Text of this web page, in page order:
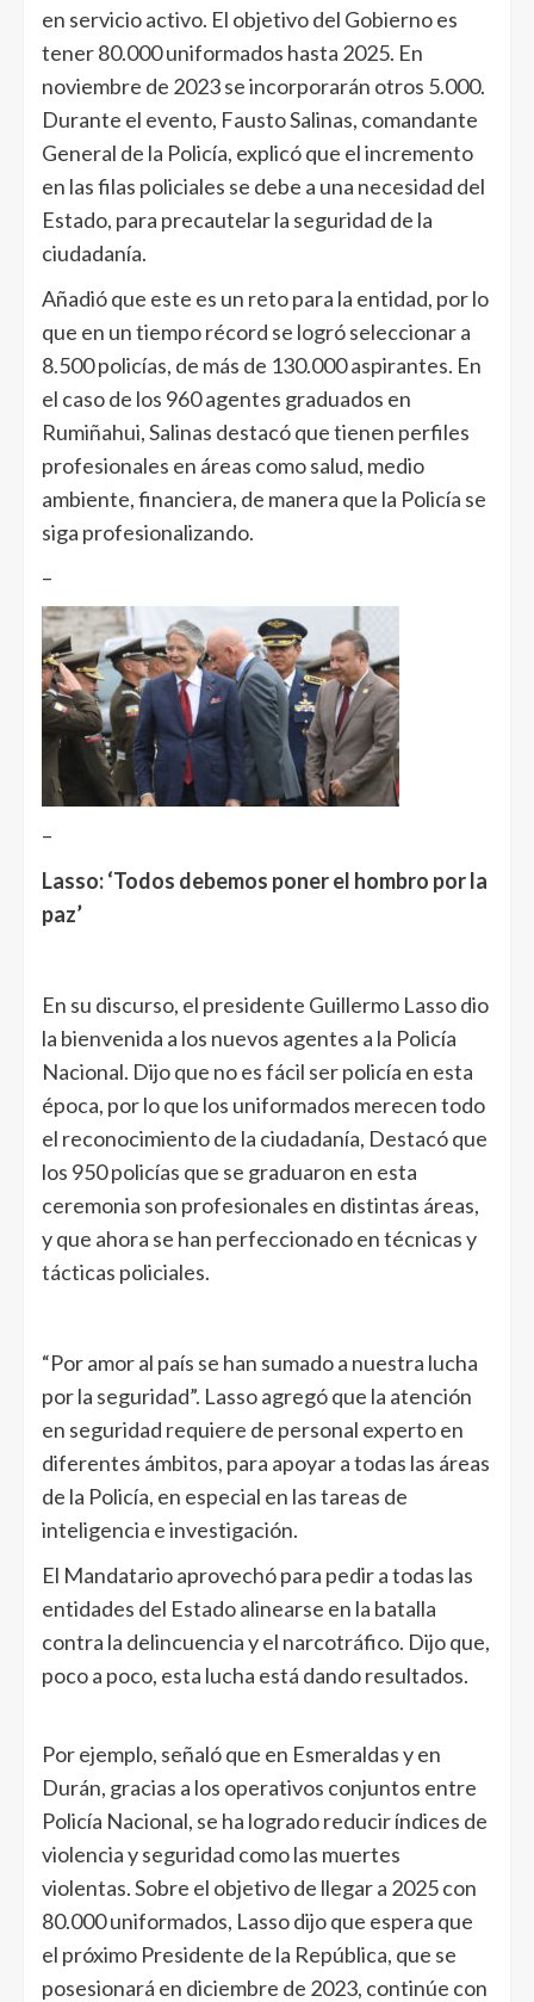
en servicio activo. El objetivo del Gobierno es
tener 80.000 uniformados hasta 2025. En
noviembre de 2023 se incorporarán otros 5.000.
Durante el evento, Fausto Salinas, comandante
General de la Policía, explicó que el incremento
en las filas policiales se debe a una necesidad del
Estado, para precautelar la seguridad de la
ciudadanía.
Añadió que este es un reto para la entidad, por lo
que en un tiempo récord se logró seleccionar a
8.500 policías, de más de 130.000 aspirantes. En
el caso de los 960 agentes graduados en
Rumiñahui, Salinas destacó que tienen perfiles
profesionales en áreas como salud, medio
ambiente, financiera, de manera que la Policía se
siga profesionalizando.
–
–
Lasso: ‘Todos debemos poner el hombro por la
paz’
En su discurso, el presidente Guillermo Lasso dio
la bienvenida a los nuevos agentes a la Policía
Nacional. Dijo que no es fácil ser policía en esta
época, por lo que los uniformados merecen todo
el reconocimiento de la ciudadanía, Destacó que
los 950 policías que se graduaron en esta
ceremonia son profesionales en distintas áreas,
y que ahora se han perfeccionado en técnicas y
tácticas policiales.
“Por amor al país se han sumado a nuestra lucha
por la seguridad”. Lasso agregó que la atención
en seguridad requiere de personal experto en
diferentes ámbitos, para apoyar a todas las áreas
de la Policía, en especial en las tareas de
inteligencia e investigación.
El Mandatario aprovechó para pedir a todas las
entidades del Estado alinearse en la batalla
contra la delincuencia y el narcotráfico. Dijo que,
poco a poco, esta lucha está dando resultados.
Por ejemplo, señaló que en Esmeraldas y en
Durán, gracias a los operativos conjuntos entre
Policía Nacional, se ha logrado reducir índices de
violencia y seguridad como las muertes
violentas. Sobre el objetivo de llegar a 2025 con
80.000 uniformados, Lasso dijo que espera que
el próximo Presidente de la República, que se
posesionará en diciembre de 2023, continúe con